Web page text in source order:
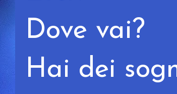
Dove vai?
Hai dei